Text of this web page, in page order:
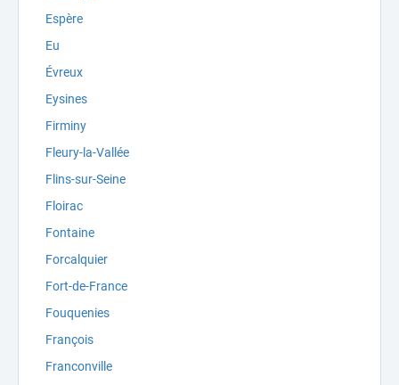
Espère
Eu
Évreux
Eysines
Firminy
Fleury-la-Vallée
Flins-sur-Seine
Floirac
Fontaine
Forcalquier
Fort-de-France
Fouquenies
François
Franconville